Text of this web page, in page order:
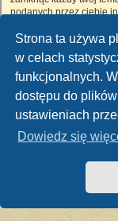
Strona ta używa
w celach
funkcjonalnych.
dostępu do
ustawieniach
Dowiedz się
podanych przez ciebie
RetroTRAKTOR”, ani
witryny, podczas
Portal